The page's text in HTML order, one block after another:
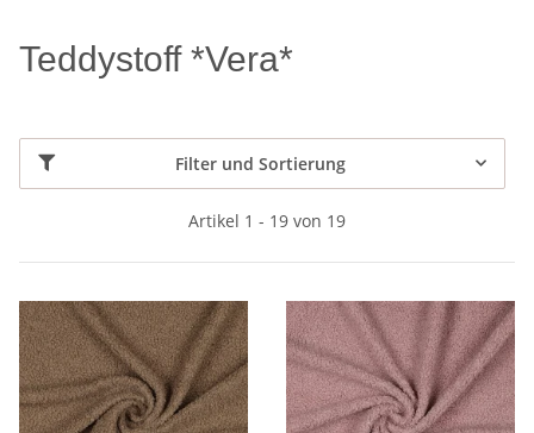
Teddystoff *Vera*
Filter und Sortierung
Artikel 1 - 19 von 19